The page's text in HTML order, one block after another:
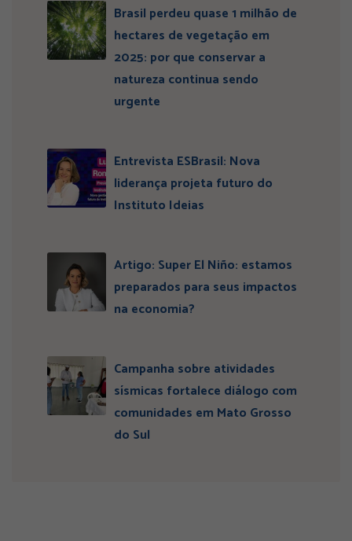
Brasil perdeu quase 1 milhão de
hectares de vegetação em
2025: por que conservar a
natureza continua sendo
urgente
Entrevista ESBrasil: Nova
liderança projeta futuro do
Instituto Ideias
Artigo: Super El Niño: estamos
preparados para seus impactos
na economia?
Campanha sobre atividades
sísmicas fortalece diálogo com
comunidades em Mato Grosso
do Sul